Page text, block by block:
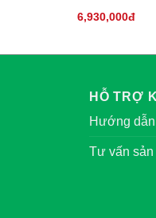
6,930,000đ
HỖ TRỢ
Hướng
Tư vấn sản